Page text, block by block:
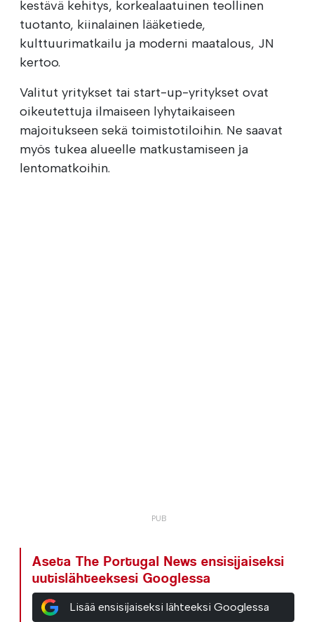
kestävä kehitys, korkealaatuinen teollinen
tuotanto, kiinalainen lääketiede,
kulttuurimatkailu ja moderni maatalous, JN
kertoo.
Valitut yritykset tai start-up-yritykset ovat
oikeutettuja ilmaiseen lyhytaikaiseen
majoitukseen sekä toimistotiloihin. Ne saavat
myös tukea alueelle matkustamiseen ja
lentomatkoihin.
Aseta The Portugal News ensisijaiseksi
uutislähteeksesi Googlessa
Lisää ensisijaiseksi lähteeksi Googlessa